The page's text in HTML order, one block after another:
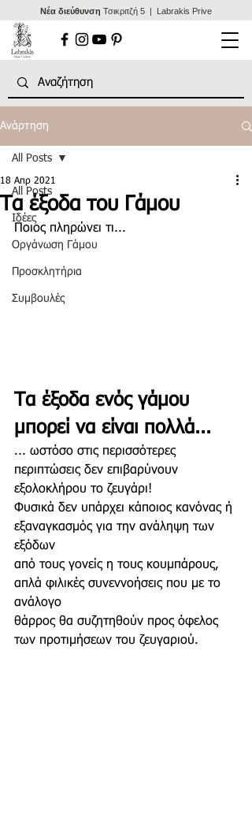
Nέα διεύθυνση Τσικριτζή 5 | Labrakis Prive
Ανάρτηση
All Posts
Ιδέες
Οργάνωση Γάμου
Προσκλητήρια
Συμβουλές
All Posts
Τα έξοδα του Γάμου
18 Απρ 2021
Ποιος πληρώνει τι...
Τα έξοδα ενός γάμου
μπορεί να είναι πολλά...
... ωστόσο στις περισσότερες
περιπτώσεις δεν επιβαρύνουν
εξολοκλήρου το ζευγάρι!
Φυσικά δεν υπάρχει κάποιος κανόνας ή
εξαναγκασμός για την ανάληψη των
εξόδων
από τους γονείς η τους κουμπάρους,
απλά φιλικές συνεννοήσεις που με το
ανάλογο
θάρρος θα συζητηθούν προς όφελος
των προτιμήσεων του ζευγαριού.